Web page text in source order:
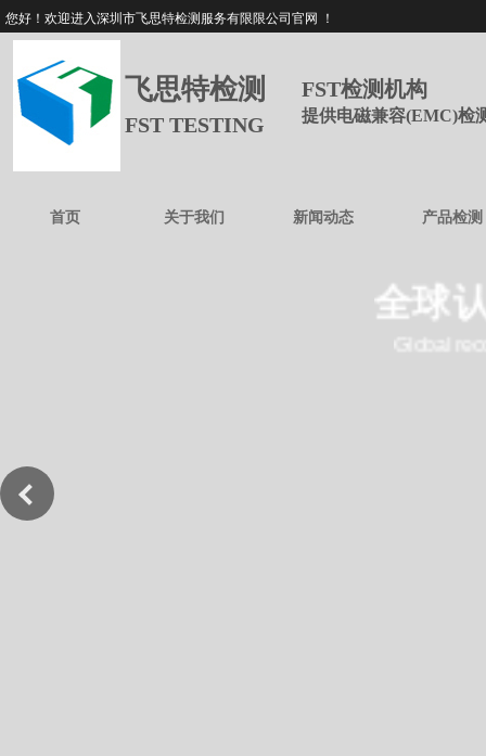
您好！欢迎进入深圳市飞思特检测服务有限限公司官网 ！
飞思特检测
FST TESTING
FST检测机构
提供电磁兼容(EMC)检
首页 关于我们 新闻动态 产品检测
全球
Global